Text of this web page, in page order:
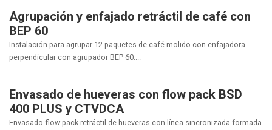
Agrupación y enfajado retráctil de café con
BEP 60
Instalación para agrupar 12 paquetes de café molido con enfajadora
perpendicular con agrupador BEP 60....
Envasado de hueveras con flow pack BSD
400 PLUS y CTVDCA
Envasado flow pack retráctil de hueveras con línea sincronizada formada